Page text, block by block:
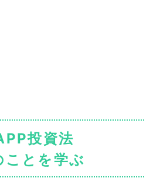
投資法
ことを学ぶ